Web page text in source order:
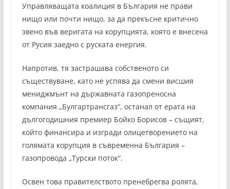
Управляващата коалиция в България не прави
нищо или почти нищо, за да прекъсне критично
звено във веригата на корупцията, която е внесена
от Русия заедно с руската енергия.
Напротив, тя застрашава собственото си
съществуване, като не успява да смени висшия
мениджмънт на държавната газопреносна
компания „Булгартрансгаз“, останал от ерата на
дългогодишния премиер Бойко Борисов – същият,
който финансира и изгради олицетворението на
голямата корупция в съвременна България –
газопровода „Турски поток“.
Освен това правителството пренебрегва ролята,